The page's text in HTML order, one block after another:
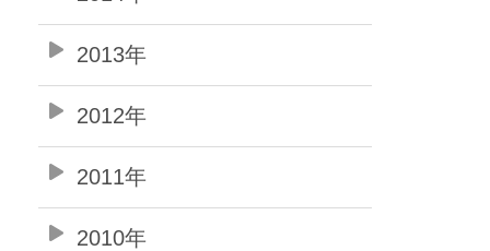
2013年
2012年
2011年
2010年